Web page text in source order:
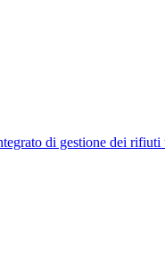
di gestione dei rifiuti